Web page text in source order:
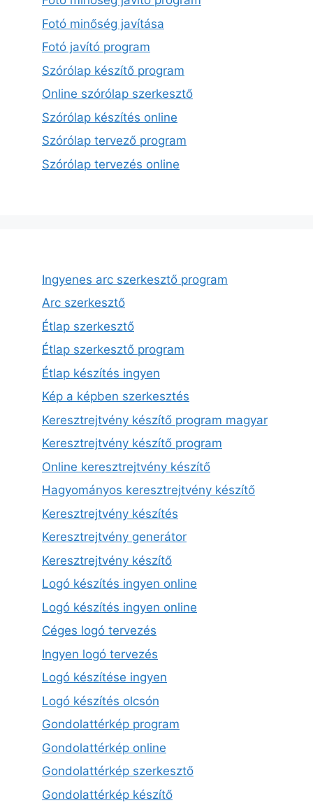
Fotó minőség javítása
Fotó javító program
Szórólap készítő program
Online szórólap szerkesztő
Szórólap készítés online
Szórólap tervező program
Szórólap tervezés online
Ingyenes arc szerkesztő program
Arc szerkesztő
Étlap szerkesztő
Étlap szerkesztő program
Étlap készítés ingyen
Kép a képben szerkesztés
Keresztrejtvény készítő program magyar
Keresztrejtvény készítő program
Online keresztrejtvény készítő
Hagyományos keresztrejtvény készítő
Keresztrejtvény készítés
Keresztrejtvény generátor
Keresztrejtvény készítő
Logó készítés ingyen online
Logó készítés ingyen online
Céges logó tervezés
Ingyen logó tervezés
Logó készítése ingyen
Logó készítés olcsón
Gondolattérkép program
Gondolattérkép online
Gondolattérkép szerkesztő
Gondolattérkép készítő